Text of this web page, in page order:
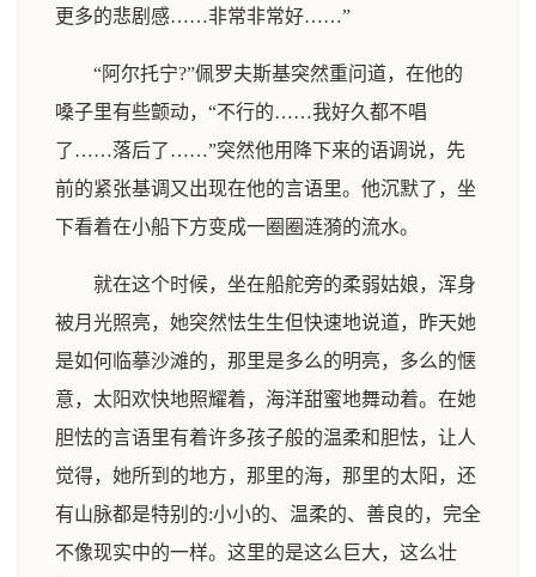
更多的悲剧感……非常非常好……”
“阿尔托宁?”佩罗夫斯基突然重问道，在他的
嗓子里有些颤动，“不行的……我好久都不唱
了……落后了……”突然他用降下来的语调说，先
前的紧张基调又出现在他的言语里。他沉默了，坐
下看着在小船下方变成一圈圈涟漪的流水。
就在这个时候，坐在船舵旁的柔弱姑娘，浑身
被月光照亮，她突然怯生生但快速地说道，昨天她
是如何临摹沙滩的，那里是多么的明亮，多么的惬
意，太阳欢快地照耀着，海洋甜蜜地舞动着。在她
胆怯的言语里有着许多孩子般的温柔和胆怯，让人
觉得，她所到的地方，那里的海，那里的太阳，还
有山脉都是特别的:小小的、温柔的、善良的，完全
不像现实中的一样。这里的是这么巨大，这么壮